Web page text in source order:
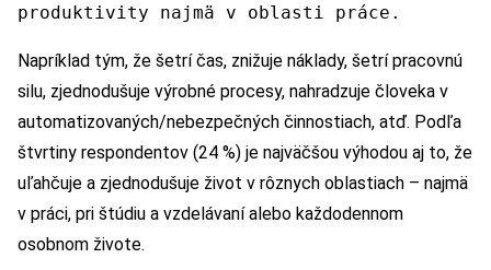
produktivity najmä v oblasti práce.
Napríklad tým, že šetrí čas, znižuje náklady, šetrí pracovnú
silu, zjednodušuje výrobné procesy, nahradzuje človeka v
automatizovaných/nebezpečných činnostiach, atď. Podľa
štvrtiny respondentov (24 %) je najväčšou výhodou aj to, že
uľahčuje a zjednodušuje život v rôznych oblastiach – najmä
v práci, pri štúdiu a vzdelávaní alebo každodennom
osobnom živote.